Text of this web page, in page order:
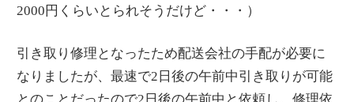
2000円くらいとられそうだけど・・・）
引き取り修理となったため配送会社の手配が必要に
なりましたが、最速で2日後の午前中引き取りが可能